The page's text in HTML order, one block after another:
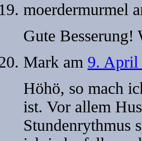
moerdermurmel
Gute Besserung!
Mark am 9. April
Höhö, so mach
ist. Vor allem
Stundenrythmus